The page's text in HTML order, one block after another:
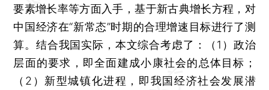
要素增长率等方面入手，基于新古典增长方程，对
中国经济在“新常态”时期的合理增速目标进行了测
算。结合我国实际，本文综合考虑了：（1）政治
层面的要求，即全面建成小康社会的总体目标；
（2）新型城镇化进程，即我国经济社会发展潜